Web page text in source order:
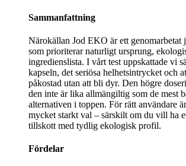
Sammanfattning
Närokällan Jod EKO är ett
som prioriterar naturligt ursprung,
ingredienslista. I vårt test uppskattade vi
kapseln, det seriösa helhetsintrycket och
påkostad utan att bli dyr. Den högre
den inte är lika allmängiltig som de mest
alternativen i toppen. För rätt användare
mycket starkt val – särskilt om du vill ha
tillskott med tydlig ekologisk profil.
Fördelar